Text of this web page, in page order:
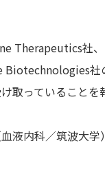
Therapeutics社、
Biotechnologies社
取っていることを
内科／筑波大学）